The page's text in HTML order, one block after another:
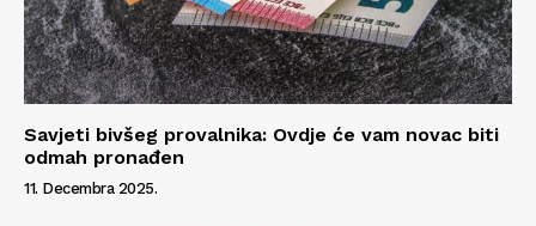
Savjeti bivšeg provalnika: Ovdje će vam novac biti
odmah pronađen
11. Decembra 2025.